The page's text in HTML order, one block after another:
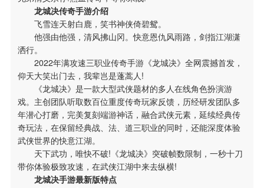
IE下载乐园
龙城决传奇手游介绍
飞雪连天射白鹿，笑书神侠倚碧鸳。
他强由他强，清风拂山冈。快意恩仇风雨路，剑指江湖潇
洒行。
2022年满攻速三职业传奇手游《龙城决》全网震撼首发，
仰天大笑出门去，我辈岂是蓬蒿人!
《龙城决》是一款大型武侠题材的多人在线角色扮演游
戏。主创团队听取数百位重度传奇玩家反馈，历经研发团队多
年潜心打磨，完美复刻端游神话，融合武侠元素，延续经典传
奇玩法，在保留经典战、法、道三职业的同时，还能深度体验
武侠世界的快意江湖。
天下武功，唯快不破!《龙城决》突破帧数限制，一秒十刀
带你体验极致攻速，在武侠江湖中来去纵横!
龙城决手游最新版特点